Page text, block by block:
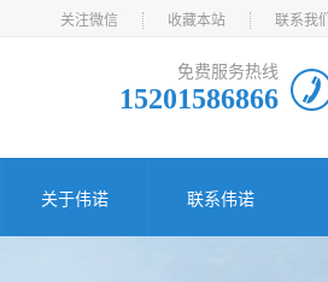
关注微信 收藏本站 联系我们
免费服务热线
15201586866
关于伟诺 联系伟诺